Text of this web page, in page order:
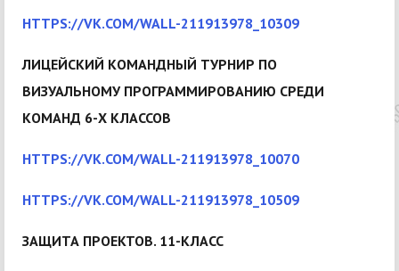
HTTPS://VK.COM/WALL-211913978_10309
ЛИЦЕЙСКИЙ КОМАНДНЫЙ ТУРНИР ПО
ВИЗУАЛЬНОМУ ПРОГРАММИРОВАНИЮ СРЕДИ
КОМАНД 6-Х КЛАССОВ
HTTPS://VK.COM/WALL-211913978_10070
HTTPS://VK.COM/WALL-211913978_10509
ЗАЩИТА ПРОЕКТОВ. 11-КЛАСС